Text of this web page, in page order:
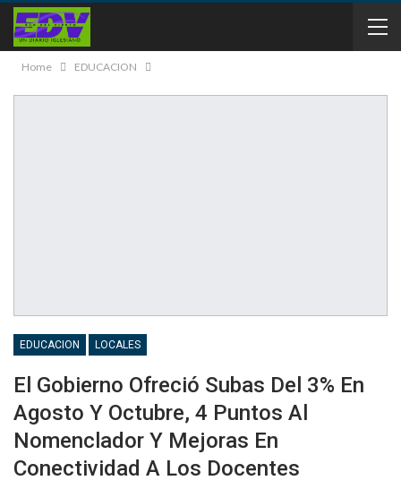
Home EDUCACION
EDUCACION LOCALES
El Gobierno Ofreció Subas Del 3% En
Agosto Y Octubre, 4 Puntos Al
Nomenclador Y Mejoras En
Conectividad A Los Docentes